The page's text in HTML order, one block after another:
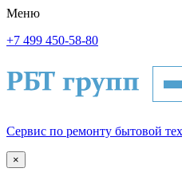
Меню
+7 499 450-58-80
Сервис по ремонту бытовой
×